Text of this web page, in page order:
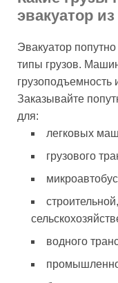
эвакуатор
Эвакуатор
типы грузов.
Заказывайте
для:
легковых
грузового
водного